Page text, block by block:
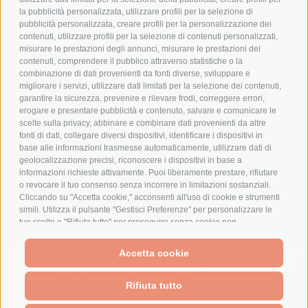
la pubblicità personalizzata, utilizzare profili per la selezione di
pubblicità personalizzata, creare profili per la personalizzazione dei
contenuti, utilizzare profili per la selezione di contenuti personalizzati,
misurare le prestazioni degli annunci, misurare le prestazioni dei
contenuti, comprendere il pubblico attraverso statistiche o la
combinazione di dati provenienti da fonti diverse, sviluppare e
migliorare i servizi, utilizzare dati limitati per la selezione dei contenuti,
garantire la sicurezza, prevenire e rilevare frodi, correggere errori,
erogare e presentare pubblicità e contenuto, salvare e comunicare le
scelte sulla privacy, abbinare e combinare dati provenienti da altre
fonti di dati, collegare diversi dispositivi, identificare i dispositivi in
base alle informazioni trasmesse automaticamente, utilizzare dati di
geolocalizzazione precisi, riconoscere i dispositivi in base a
informazioni richieste attivamente. Puoi liberamente prestare, rifiutare
o revocare il tuo consenso senza incorrere in limitazioni sostanziali.
Cliccando su "Accetta cookie," acconsenti all'uso di cookie e strumenti
simili. Utilizza il pulsante "Gestisci Preferenze" per personalizzare le
tue scelte o "Rifiuta tutto" per proseguire senza cookie non
sull'icona dello scudo in basso a sinistra. Le tue preferenze si
applicheranno al solo dispositivo in uso.
Accetta cookie
Rifiuta tutto
AZIENDA
CHI SIAMO
MARCHI TRATTATI
CONDOMINI
Bonifico
Bancario
SPESA ELETTRICA SOCIETA CONSORTILE A RESPONSABILITA LIMITATA - VIALE
MILANOFIORI, STRADA 4 - PALAZZO A5 20057, ASSAGO MILANO - PARTITA IVA
Powered byBigCommerce
We use cookies (and other similar technologies) to collect data
to improve your shopping experience.
By using our website,
you're agreeing to the collection of data as described in our
Privacy Policy.